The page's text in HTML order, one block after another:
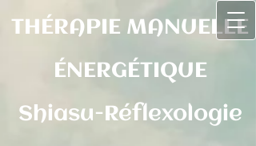
THÉRAPIE MANUELLE
ÉNERGÉTIQUE
Shiasu-Réflexologie